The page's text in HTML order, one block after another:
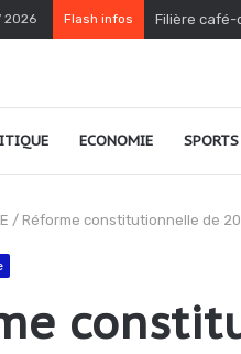
2026 Flash infos Filière café-
ECONOMIE SPORTS
/ Réforme constitutionnelle de